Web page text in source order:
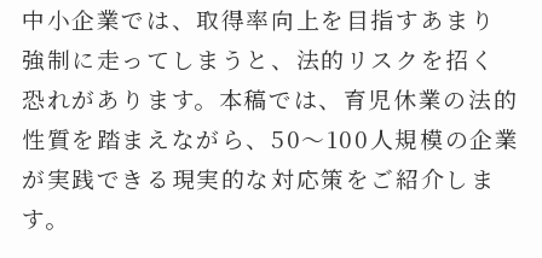
中小企業では、取得率向上を目指すあまり
強制に走ってしまうと、法的リスクを招く
恐れがあります。本稿では、育児休業の法的
性質を踏まえながら、50～100人規模の企業
が実践できる現実的な対応策をご紹介しま
す。